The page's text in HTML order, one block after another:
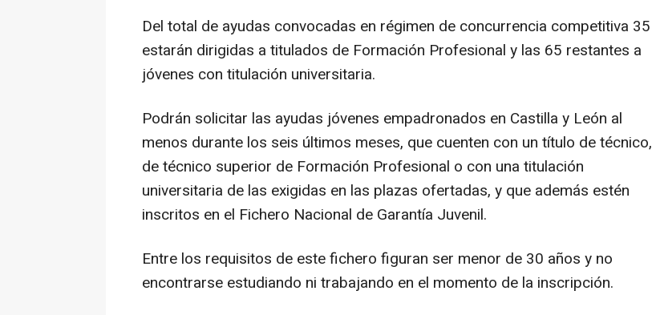
Del total de ayudas convocadas en régimen de concurrencia competitiva 35
estarán dirigidas a titulados de Formación Profesional y las 65 restantes a
jóvenes con titulación universitaria.
Podrán solicitar las ayudas jóvenes empadronados en Castilla y León al
menos durante los seis últimos meses, que cuenten con un título de técnico,
de técnico superior de Formación Profesional o con una titulación
universitaria de las exigidas en las plazas ofertadas, y que además estén
inscritos en el Fichero Nacional de Garantía Juvenil.
Entre los requisitos de este fichero figuran ser menor de 30 años y no
encontrarse estudiando ni trabajando en el momento de la inscripción.